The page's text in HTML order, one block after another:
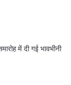
में दी गई भावभीनी